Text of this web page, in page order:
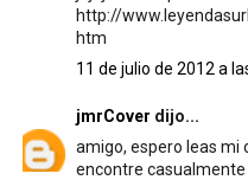
http://
htm
11 de julio de 2012 a
jmrCover dijo...
amigo, espero leas mi
encontre casualmente